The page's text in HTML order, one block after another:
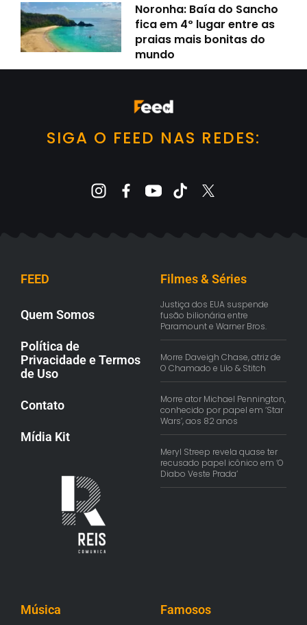
Noronha: Baía do Sancho
fica em 4º lugar entre as
praias mais bonitas do
mundo
SIGA O FEED NAS REDES:
FEED
Quem Somos
Política de
Privacidade e Termos
de Uso
Contato
Mídia Kit
Filmes & Séries
Justiça dos EUA suspende
fusão bilionária entre
Paramount e Warner Bros.
Morre Daveigh Chase, atriz de
O Chamado e Lilo & Stitch
Morre ator Michael Pennington,
conhecido por papel em ‘Star
Wars’, aos 82 anos
Meryl Streep revela quase ter
recusado papel icônico em ‘O
Diabo Veste Prada’
Música Famosos